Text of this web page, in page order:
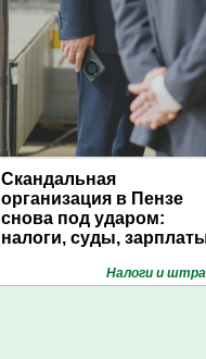
Скандальная
организация в Пензе
снова под ударом:
налоги, суды,
Налоги и